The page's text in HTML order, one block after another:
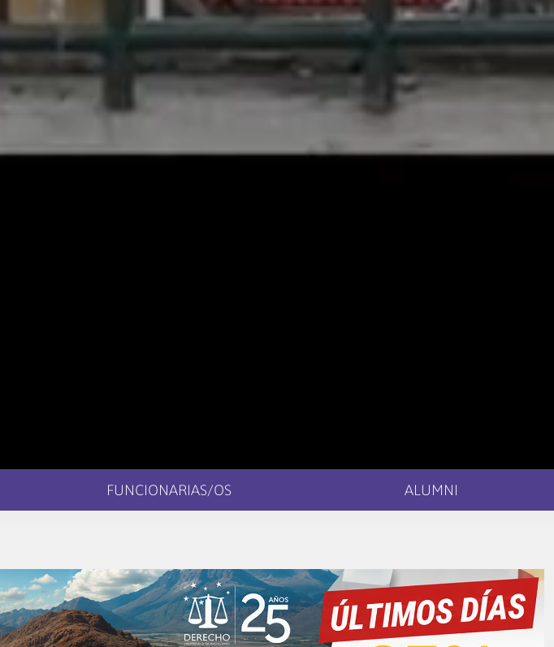
FUNCIONARIAS/OS ALUMNI